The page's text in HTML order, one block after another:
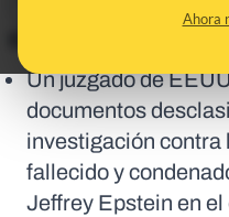
Ahora
Un juzgado de
documentos
investigación contra
fallecido y
Jeffrey Epstein en